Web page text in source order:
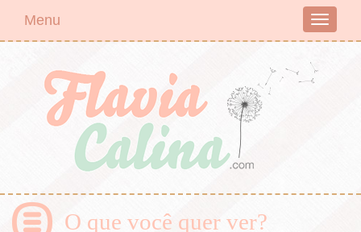
Toggle
Menu
O que você quer ver?